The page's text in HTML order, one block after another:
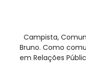
Campista,
Bruno. Como
em Relações